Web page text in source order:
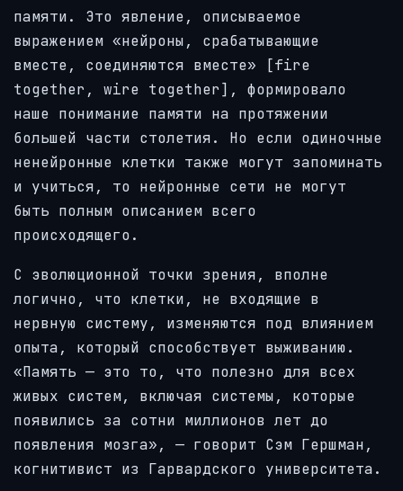
памяти. Это явление, описываемое
выражением «нейроны, срабатывающие
вместе, соединяются вместе» [fire
together, wire together], формировало
наше понимание памяти на протяжении
большей части столетия. Но если одиночные
ненейронные клетки также могут запоминать
и учиться, то нейронные сети не могут
быть полным описанием всего
происходящего.
С эволюционной точки зрения, вполне
логично, что клетки, не входящие в
нервную систему, изменяются под влиянием
опыта, который способствует выживанию.
«Память — это то, что полезно для всех
живых систем, включая системы, которые
появились за сотни миллионов лет до
появления мозга», — говорит Сэм Гершман,
когнитивист из Гарвардского университета.